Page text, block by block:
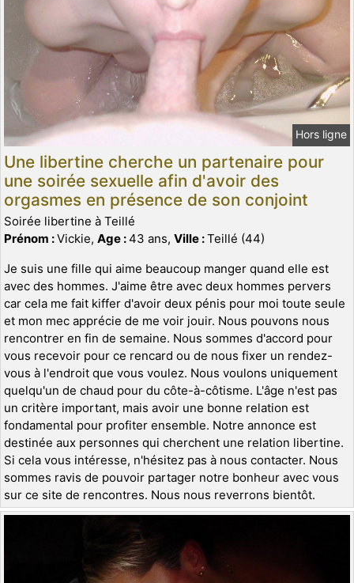
Hors ligne
Une libertine cherche un partenaire pour
une soirée sexuelle afin d'avoir des
orgasmes en présence de son conjoint
Soirée libertine à Teillé
Prénom :Vickie, Age :43 ans, Ville :Teillé (44)
Je suis une fille qui aime beaucoup manger quand elle est
avec des hommes. J'aime être avec deux hommes pervers
car cela me fait kiffer d'avoir deux pénis pour moi toute seule
et mon mec apprécie de me voir jouir. Nous pouvons nous
rencontrer en fin de semaine. Nous sommes d'accord pour
vous recevoir pour ce rencard ou de nous fixer un rendez-
vous à l'endroit que vous voulez. Nous voulons uniquement
quelqu'un de chaud pour du côte-à-côtisme. L'âge n'est pas
un critère important, mais avoir une bonne relation est
fondamental pour profiter ensemble. Notre annonce est
destinée aux personnes qui cherchent une relation libertine.
Si cela vous intéresse, n'hésitez pas à nous contacter. Nous
sommes ravis de pouvoir partager notre bonheur avec vous
sur ce site de rencontres. Nous nous reverrons bientôt.